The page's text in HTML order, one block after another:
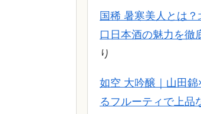
国稀 暑寒美人とは
口日本酒の魅力を徹
り
如空 大吟醸｜山田
るフルーティで上品